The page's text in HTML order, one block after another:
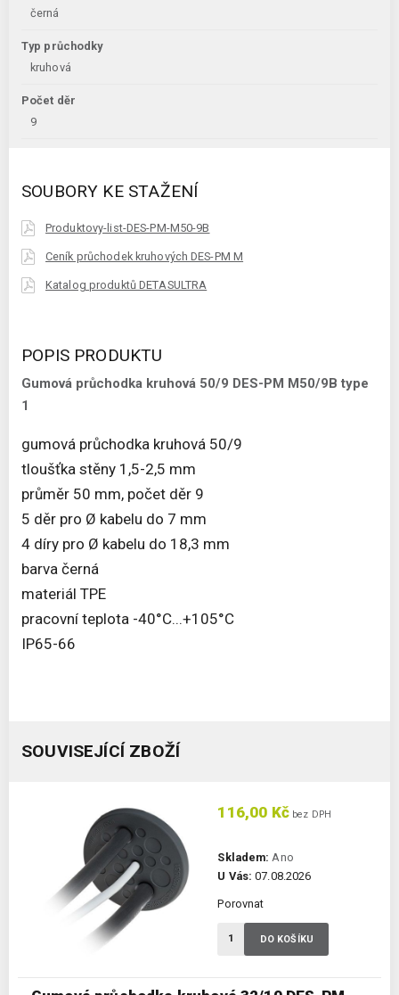
černá
Typ průchodky
kruhová
Počet děr
9
SOUBORY KE STAŽENÍ
Produktovy-list-DES-PM-M50-9B
Ceník průchodek kruhových DES-PM M
Katalog produktů DETASULTRA
POPIS PRODUKTU
Gumová průchodka kruhová 50/9 DES-PM M50/9B type
1
gumová průchodka kruhová 50/9
tloušťka stěny 1,5-2,5 mm
průměr 50 mm, počet děr 9
5 děr pro Ø kabelu do 7 mm
4 díry pro Ø kabelu do 18,3 mm
barva černá
materiál TPE
pracovní teplota -40°C...+105°C
IP65-66
SOUVISEJÍCÍ ZBOŽÍ
116,00 Kč bez DPH
Skladem: Ano
U Vás: 07.08.2026
Porovnat
DO KOŠÍKU